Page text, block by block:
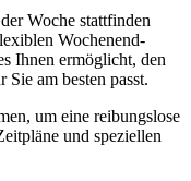
Woche stattfinden
Wochenend-
Ihnen ermöglicht, den
am besten passt.
um eine reibungslose
und speziellen